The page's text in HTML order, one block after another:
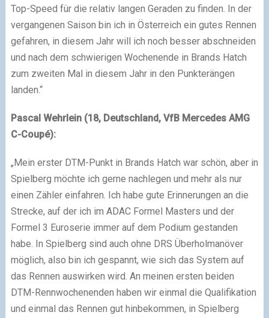
Top-Speed für die relativ langen Geraden zu finden. In der
vergangenen Saison bin ich in Österreich ein gutes Rennen
gefahren, in diesem Jahr will ich noch besser abschneiden
und nach dem schwierigen Wochenende in Brands Hatch
zum zweiten Mal in diesem Jahr in den Punkterängen
landen.“
Pascal Wehrlein (18, Deutschland, VfB Mercedes AMG
C-Coupé):
„Mein erster DTM-Punkt in Brands Hatch war schön, aber in
Spielberg möchte ich gerne nachlegen und mehr als nur
einen Zähler einfahren. Ich habe gute Erinnerungen an die
Strecke, auf der ich im ADAC Formel Masters und der
Formel 3 Euroserie immer auf dem Podium gestanden
habe. In Spielberg sind auch ohne DRS Überholmanöver
möglich, also bin ich gespannt, wie sich das System auf
das Rennen auswirken wird. An meinen ersten beiden
DTM-Rennwochenenden haben wir einmal die Qualifikation
und einmal das Rennen gut hinbekommen, in Spielberg